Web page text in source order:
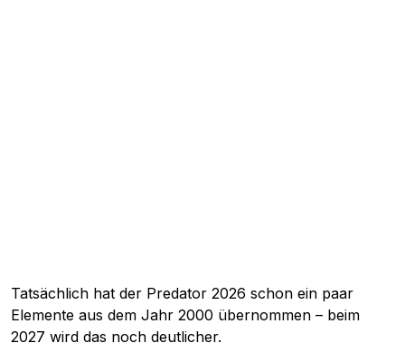
Tatsächlich hat der Predator 2026 schon ein paar
Elemente aus dem Jahr 2000 übernommen – beim
2027 wird das noch deutlicher.